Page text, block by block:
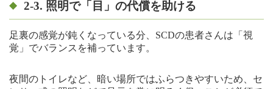
2-3. 照明で「目」の代償を助ける
足裏の感覚が鈍くなっている分、SCDの患者さんは「視
覚」でバランスを補っています。
夜間のトイレなど、暗い場所ではふらつきやすいため、セ